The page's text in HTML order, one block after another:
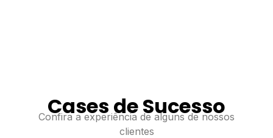
Cases de Sucesso
Confira a experiência de alguns de nossos
clientes